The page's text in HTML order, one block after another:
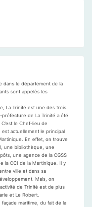
dans le département de la
sont appelés les
La Trinité est une des trois
de La Trinité a été
le Chef-lieu de
est actuellement le principal
En effet, on trouve
une bibliothèque, une
une agence de la CGSS
la CCI de la Martinique. Il y
ville et dans sa
Mais, on
de Trinité est de plus
et Le Robert.
maritime, du fait de la